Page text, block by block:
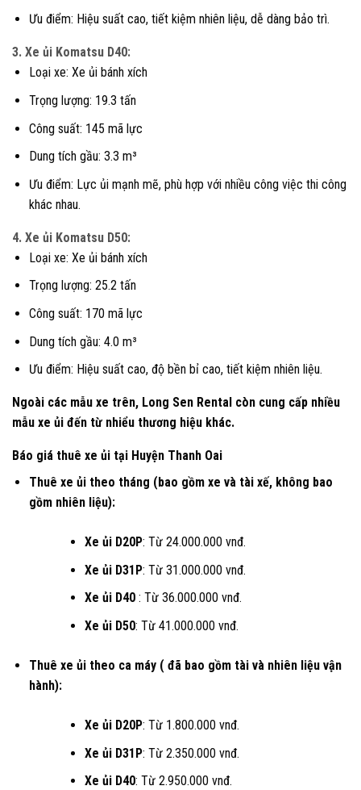
Ưu điểm: Hiệu suất cao, tiết kiệm nhiên liệu, dễ dàng bảo trì.
3. Xe ủi Komatsu D40:
Loại xe: Xe ủi bánh xích
Trọng lượng: 19.3 tấn
Công suất: 145 mã lực
Dung tích gầu: 3.3 m³
Ưu điểm: Lực ủi mạnh mẽ, phù hợp với nhiều công việc thi công
khác nhau.
4. Xe ủi Komatsu D50:
Loại xe: Xe ủi bánh xích
Trọng lượng: 25.2 tấn
Công suất: 170 mã lực
Dung tích gầu: 4.0 m³
Ưu điểm: Hiệu suất cao, độ bền bỉ cao, tiết kiệm nhiên liệu.
Ngoài các mẫu xe trên, Long Sen Rental còn cung cấp nhiều
mẫu xe ủi đến từ nhiểu thương hiệu khác.
Báo giá thuê xe ủi tại Huyện Thanh Oai
Thuê xe ủi theo tháng (bao gồm xe và tài xế, không bao
gồm nhiên liệu):
Xe ủi D20P: Từ 24.000.000 vnđ.
Xe ủi D31P: Từ 31.000.000 vnđ.
Xe ủi D40: Từ 36.000.000 vnđ.
Xe ủi D50: Từ 41.000.000 vnđ.
Thuê xe ủi theo ca máy ( đã bao gồm tài và nhiên liệu vận
hành):
Xe ủi D20P: Từ 1.800.000 vnđ.
Xe ủi D31P: Từ 2.350.000 vnđ.
Xe ủi D40: Từ 2.950.000 vnđ.